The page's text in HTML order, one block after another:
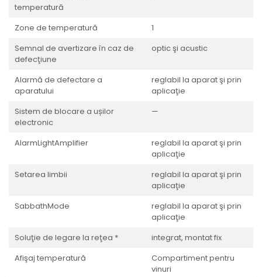
temperatură
Zone de temperatură
1
Semnal de avertizare în caz de
defecţiune
optic şi acustic
Alarmă de defectare a
aparatului
reglabil la aparat şi prin
aplicaţie
Sistem de blocare a ușilor
electronic
—
AlarmLightAmplifier
reglabil la aparat şi prin
aplicaţie
Setarea limbii
reglabil la aparat şi prin
aplicaţie
SabbathMode
reglabil la aparat şi prin
aplicaţie
Soluţie de legare la reţea *
integrat, montat fix
Afişaj temperatură
Compartiment pentru
vinuri